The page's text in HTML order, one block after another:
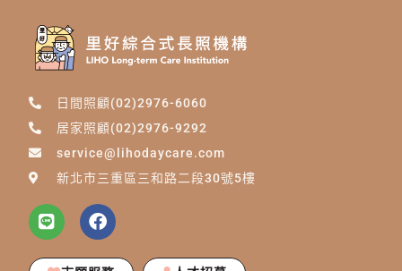
日間照顧(02)2976-6060
居家照顧(02)2976-9292
service@lihodaycare.com
新北市三重區三和路二段30號5樓